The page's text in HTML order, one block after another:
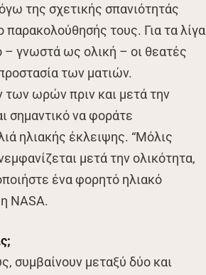
της σχετικής σπανιότητάς
παρακολούθησής τους. Για τα λίγα
– γνωστά ως ολική – οι θεατές
των ματιών.
των ωρών πριν και μετά την
σημαντικό να φοράτε
ηλιακής έκλειψης. “Μόλις
μετά την ολικότητα,
ένα φορητό ηλιακό
NASA.
συμβαίνουν μεταξύ δύο και